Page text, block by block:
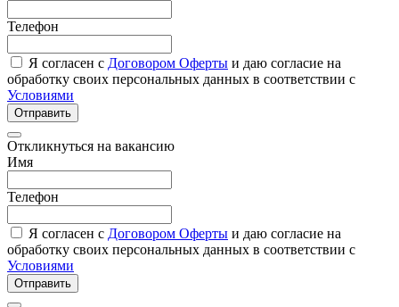
Телефон
Я согласен с Договором Оферты и даю согласие на
обработку своих персональных данных в соответствии с
Условиями
Отправить
Откликнуться на вакансию
Имя
Телефон
Я согласен с Договором Оферты и даю согласие на
обработку своих персональных данных в соответствии с
Условиями
Отправить